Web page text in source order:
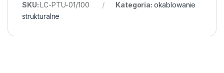
SKU:LC-PTU-01/100 Kategoria: okablowanie
strukturalne